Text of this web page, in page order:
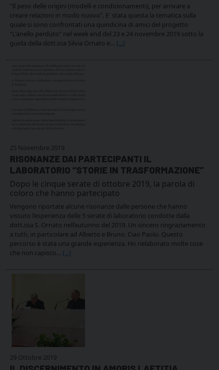
"Il peso delle origini (modelli e condizionamenti), per arrivare a
creare relazioni in modo nuovo". E' stata questa la tematica sulla
quale si sono confrontati una quindicina di amici del progetto
"L'anello perduto" nel week end del 23 e 24 novembre 2019 sotto la
guida della dott.ssa Silvia Ornato e… [...]
25 Novembre 2019
RISONANZE DAI PARTECIPANTI IL
LABORATORIO “STORIE IN TRASFORMAZIONE”
Dopo le cinque serate di ottobre 2019, la parola di
coloro che hanno partecipato
Vengono riportate alcune risonanze dalle persone che hanno
vissuto l’esperienza delle 5 serate di laboratorio condotte dalla
dott.ssa S. Ornato nell’autunno del 2019. Un sincero ringraziamento
a tutti, in particolare ad Alberto e Bruno. Ciao Paolo. Questo
percorso è stata una grande esperienza. Ho rielaborato molte cose
che non capisco… [...]
29 Ottobre 2019